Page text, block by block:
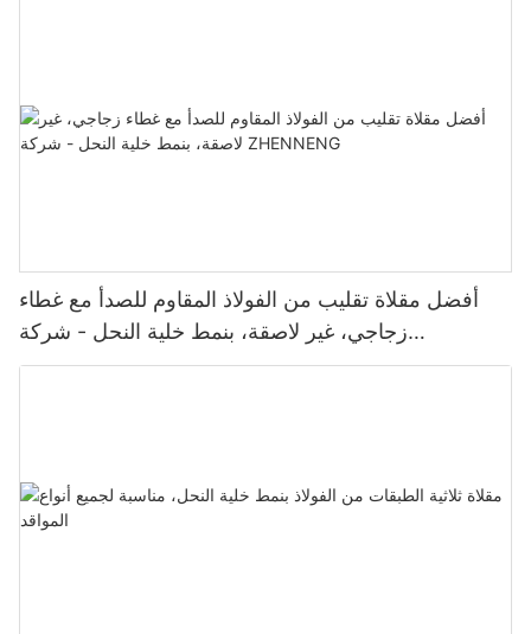
أفضل مقلاة تقليب من الفولاذ المقاوم للصدأ مع غطاء
زجاجي، غير لاصقة، بنمط خلية النحل - شركة
ZHENNENG